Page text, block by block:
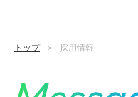
トップ > 採用情報